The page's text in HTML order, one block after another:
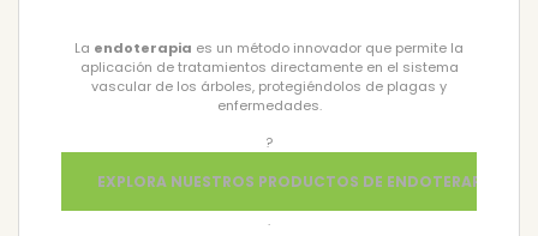
La endoterapia es un método innovador que permite la
aplicación de tratamientos directamente en el sistema
vascular de los árboles, protegiéndolos de plagas y
enfermedades.
?
EXPLORA NUESTROS PRODUCTOS DE ENDOTERAPIA
.